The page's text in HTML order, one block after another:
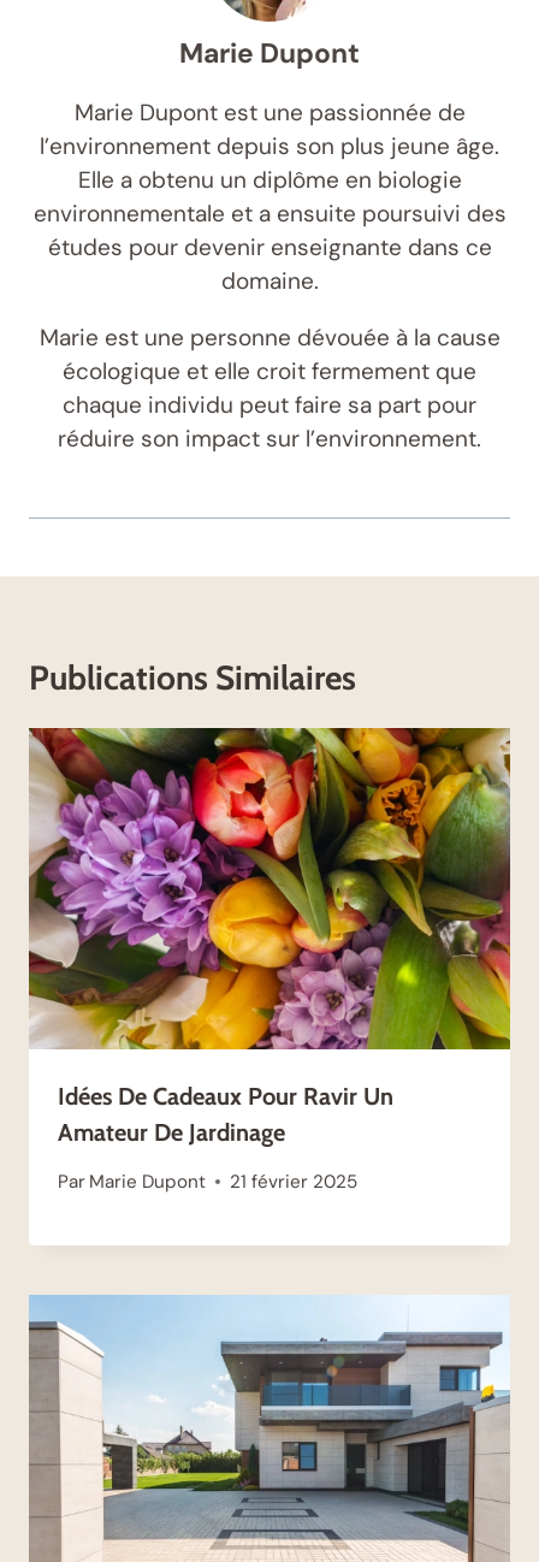
Marie Dupont
Marie Dupont est une passionnée de
l’environnement depuis son plus jeune âge.
Elle a obtenu un diplôme en biologie
environnementale et a ensuite poursuivi des
études pour devenir enseignante dans ce
domaine.
Marie est une personne dévouée à la cause
écologique et elle croit fermement que
chaque individu peut faire sa part pour
réduire son impact sur l’environnement.
Publications Similaires
Idées De Cadeaux Pour Ravir Un
Amateur De Jardinage
Par Marie Dupont 21 février 2025